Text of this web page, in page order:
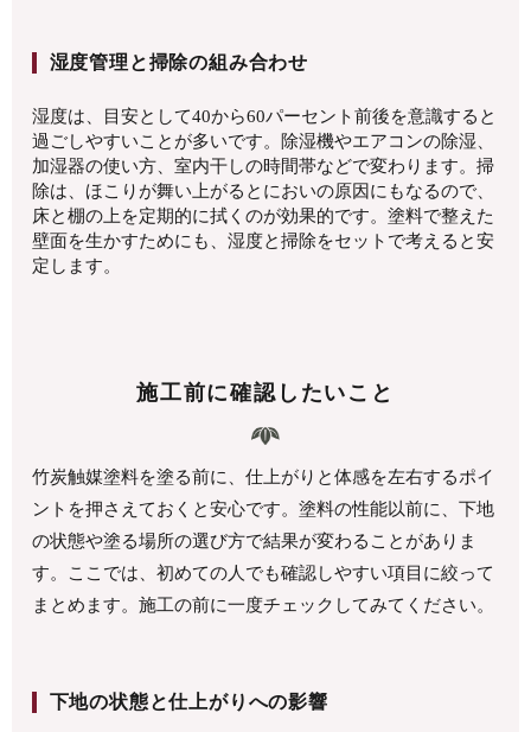
湿度管理と掃除の組み合わせ
湿度は、目安として40から60パーセント前後を意識すると
過ごしやすいことが多いです。除湿機やエアコンの除湿、
加湿器の使い方、室内干しの時間帯などで変わります。掃
除は、ほこりが舞い上がるとにおいの原因にもなるので、
床と棚の上を定期的に拭くのが効果的です。塗料で整えた
壁面を生かすためにも、湿度と掃除をセットで考えると安
定します。
施工前に確認したいこと
竹炭触媒塗料を塗る前に、仕上がりと体感を左右するポイ
ントを押さえておくと安心です。塗料の性能以前に、下地
の状態や塗る場所の選び方で結果が変わることがありま
す。ここでは、初めての人でも確認しやすい項目に絞って
まとめます。施工の前に一度チェックしてみてください。
下地の状態と仕上がりへの影響